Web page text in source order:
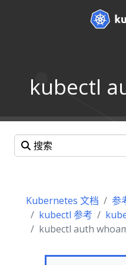
kubectl
Kubernetes 文档 参
kubectl 参考
kubectl auth